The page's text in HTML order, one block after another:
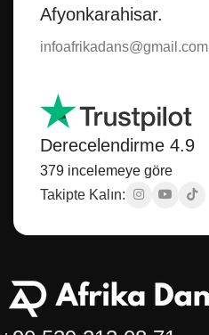
Afyonkarahisar.
infoafrikadans@gmail.com
Derecelendirme 4.9
379 incelemeye göre
Takipte Kalın: